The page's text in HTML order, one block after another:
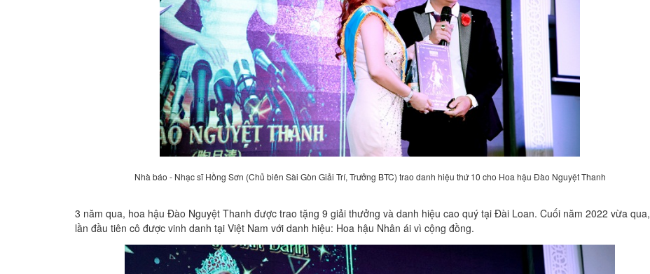
Nhà báo - Nhạc sĩ Hồng Sơn (Chủ biên Sài Gòn Giải Trí, Trưởng BTC) trao danh hiệu thứ 10 cho Hoa hậu Đào Nguyệt Thanh
3 năm qua, hoa hậu Đào Nguyệt Thanh được trao tặng 9 giải thưởng và danh hiệu cao quý tại Đài Loan. Cuối năm 2022 vừa qua,
lần đầu tiên cô được vinh danh tại Việt Nam với danh hiệu: Hoa hậu Nhân ái vì cộng đồng.